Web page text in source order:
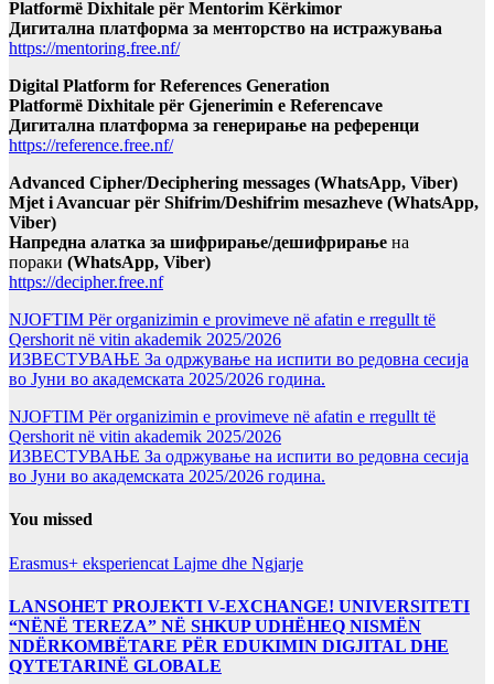
Platformë Dixhitale për Mentorim Kërkimor
Дигитална платформа за менторство на истражувања
https://mentoring.free.nf/
Digital Platform for References Generation
Platformë Dixhitale për Gjenerimin e Referencave
Дигитална платформа за генерирање на референци
https://reference.free.nf/
Advanced Cipher/Deciphering messages (WhatsApp, Viber)
Mjet i Avancuar për Shifrim/Deshifrim mesazheve (WhatsApp,
Viber)
Напредна алатка за шифрирање/дешифрирање на
пораки (WhatsApp, Viber)
https://decipher.free.nf
NJOFTIM Për organizimin e provimeve në afatin e rregullt të
Qershorit në vitin akademik 2025/2026
ИЗВЕСТУВАЊЕ За одржување на испити во редовна сесија
во Јуни во академската 2025/2026 година.
NJOFTIM Për organizimin e provimeve në afatin e rregullt të
Qershorit në vitin akademik 2025/2026
ИЗВЕСТУВАЊЕ За одржување на испити во редовна сесија
во Јуни во академската 2025/2026 година.
You missed
Erasmus+ eksperiencat Lajme dhe Ngjarje
LANSOHET PROJEKTI V-EXCHANGE! UNIVERSITETI
“NËNË TEREZA” NË SHKUP UDHËHEQ NISMËN
NDËRKOMBËTARE PËR EDUKIMIN DIGJITAL DHE
QYTETARINË GLOBALE